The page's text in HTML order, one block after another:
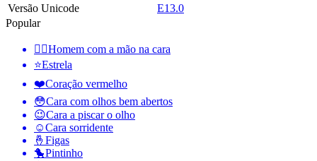
Versão Unicode
E13.0
Popular
🤦‍♂️Homem com a mão na cara
⭐Estrela
❤️Coração vermelho
😳Cara com olhos bem abertos
😉Cara a piscar o olho
☺️Cara sorridente
🤞 Figas
🐤Pintinho